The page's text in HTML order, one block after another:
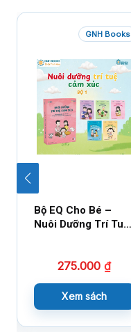
GNH Books
Bộ EQ Cho Bé –
Nuôi Dưỡng Trí Tuệ
275.000 ₫
Xem sách